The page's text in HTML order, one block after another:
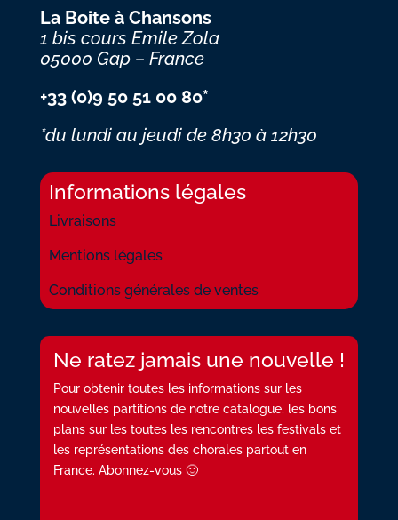
La Boite à Chansons
1 bis cours Emile Zola
05000 Gap – France
+33 (0)9 50 51 00 80*
*du lundi au jeudi de 8h30 à 12h30
Informations légales
Livraisons
Mentions légales
Conditions générales de ventes
Ne ratez jamais une nouvelle !
Pour obtenir toutes les informations sur les
nouvelles partitions de notre catalogue, les bons
plans sur les toutes les rencontres les festivals et
les représentations des chorales partout en
France. Abonnez-vous 🙂